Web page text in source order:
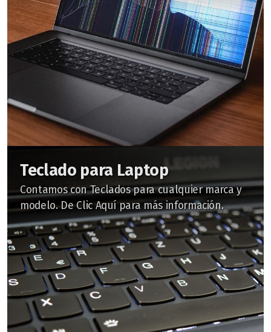
Teclado para Laptop
Contamos con Teclados para cualquier marca y
modelo. De Clic Aquí para más información.